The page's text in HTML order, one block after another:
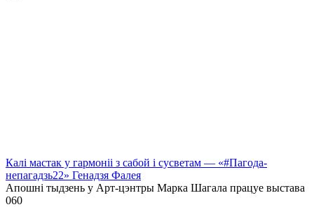
Калі мастак у гармоніі з сабой і сусветам — «#Пагода-
непагадзь22» Генадзя Фалея
Апошні тыдзень у Арт-цэнтры Марка Шагала працуе выстава
060